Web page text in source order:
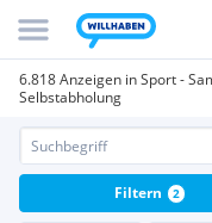
6.818 Anzeigen in Sport -
Selbstabholung
Filtern 2